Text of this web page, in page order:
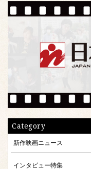
Category
新作映画ニュース
インタビュー特集